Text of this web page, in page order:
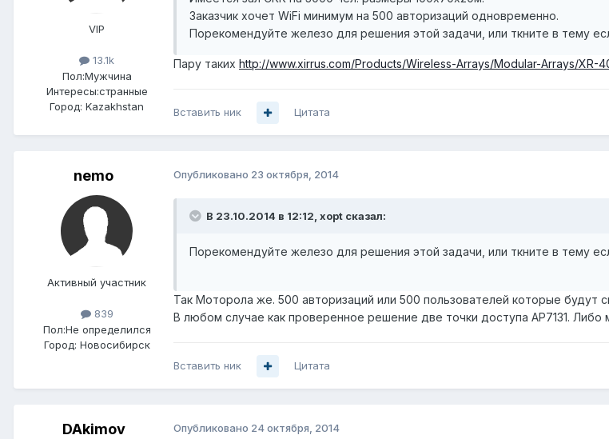
VIP
13.1k
Пол:Мужчина
Интересы:странные
Город: Kazakhstan
Заказчик хочет WiFi минимум на 500 авторизаций одновременно.
Порекомендуйте железо для решения этой задачи, или ткните в тему
Пару таких http://www.xirrus.com/Products/Wireless-Arrays/Modular-Arrays/XR-
Вставить ник Цитата
nemo
Активный участник
839
Пол:Не определился
Город: Новосибирск
Опубликовано 23 октября, 2014
В 23.10.2014 в 12:12, xopt сказал:
Порекомендуйте железо для решения этой задачи, или ткните в тему
Так Моторола же. 500 авторизаций или 500 пользователей которые будут
В любом случае как проверенное решение две точки доступа AP7131.
Вставить ник Цитата
DAkimov Опубликовано 24 октября, 2014